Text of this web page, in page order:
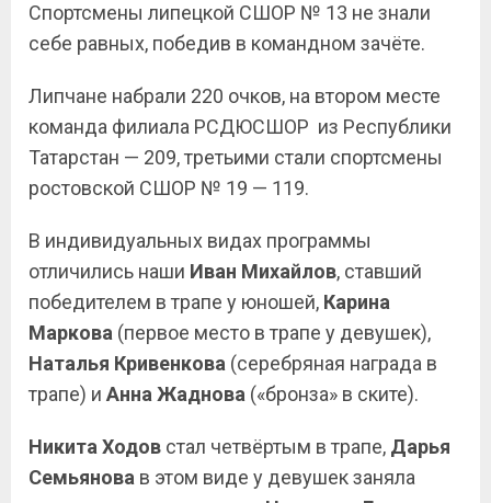
Спортсмены липецкой СШОР № 13 не знали
себе равных, победив в командном зачёте.
Липчане набрали 220 очков, на втором месте
команда филиала РСДЮСШОР из Республики
Татарстан — 209, третьими стали спортсмены
ростовской СШОР № 19 — 119.
В индивидуальных видах программы
отличились наши Иван Михайлов, ставший
победителем в трапе у юношей, Карина
Маркова (первое место в трапе у девушек),
Наталья Кривенкова (серебряная награда в
трапе) и Анна Жаднова («бронза» в ските).
Никита Ходов стал четвёртым в трапе, Дарья
Семьянова в этом виде у девушек заняла